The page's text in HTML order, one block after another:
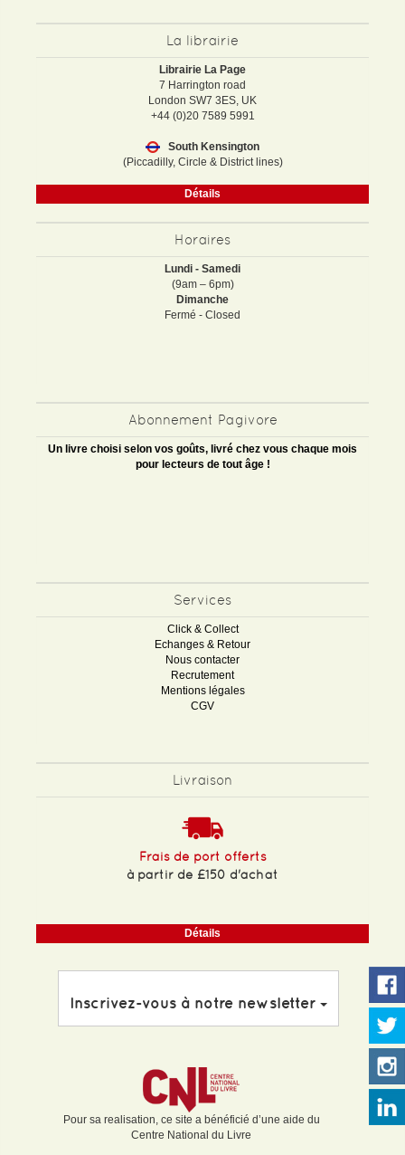
La librairie
Librairie La Page
7 Harrington road
London SW7 3ES, UK
+44 (0)20 7589 5991
South Kensington
(Piccadilly, Circle & District lines)
Détails
Horaires
Lundi - Samedi
(9am – 6pm)
Dimanche
Fermé - Closed
Abonnement Pagivore
Un livre choisi selon vos goûts, livré chez vous chaque mois
pour lecteurs de tout âge !
Services
Click & Collect
Echanges & Retour
Nous contacter
Recrutement
Mentions légales
CGV
Livraison
Frais de port offerts
à partir de £150 d'achat
Détails
Inscrivez-vous à notre newsletter
Pour sa realisation, ce site a bénéficié d’une aide du
Centre National du Livre